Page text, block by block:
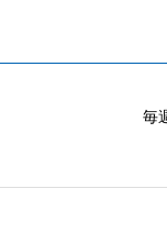
毎